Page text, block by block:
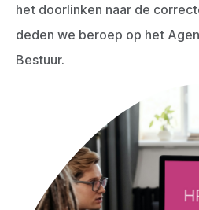
het doorlinken naar de
deden we beroep op het
Bestuur.